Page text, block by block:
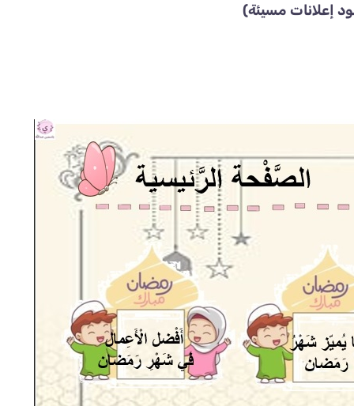
إعلانات مسيئة)